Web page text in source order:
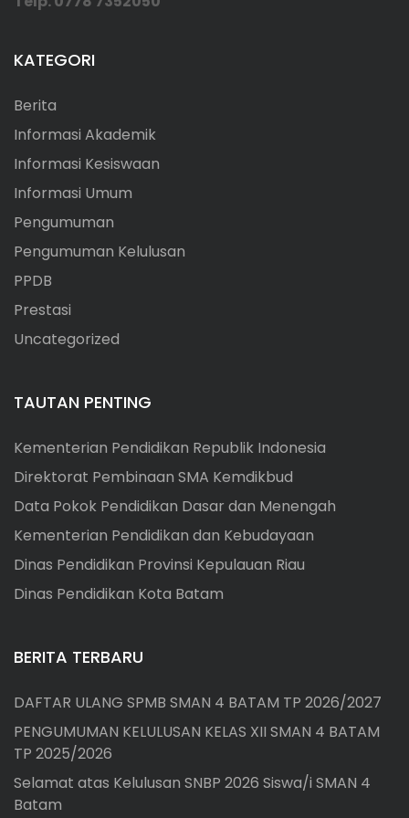
KATEGORI
Berita
Informasi Akademik
Informasi Kesiswaan
Informasi Umum
Pengumuman
Pengumuman Kelulusan
PPDB
Prestasi
Uncategorized
TAUTAN PENTING
Kementerian Pendidikan Republik Indonesia
Direktorat Pembinaan SMA Kemdikbud
Data Pokok Pendidikan Dasar dan Menengah
Kementerian Pendidikan dan Kebudayaan
Dinas Pendidikan Provinsi Kepulauan Riau
Dinas Pendidikan Kota Batam
BERITA TERBARU
DAFTAR ULANG SPMB SMAN 4 BATAM TP 2026/2027
PENGUMUMAN KELULUSAN KELAS XII SMAN 4 BATAM
TP 2025/2026
Selamat atas Kelulusan SNBP 2026 Siswa/i SMAN 4
Batam